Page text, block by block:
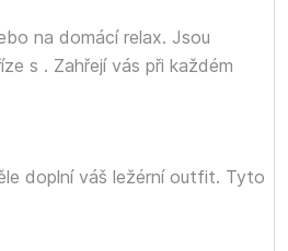
na domácí relax. Jsou
s . Zahřejí vás při každém
doplní váš ležérní outfit. Tyto